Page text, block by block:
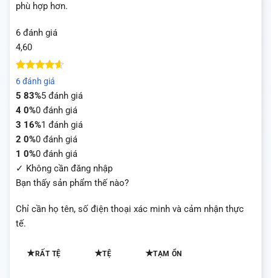
phù hợp hơn.
6 đánh giá
4,60
4.6trên 5
dựa trên
5
đánh giá
6 đánh giá
5 83%5 đánh giá
4 0%0 đánh giá
3 16%1 đánh giá
2 0%0 đánh giá
1 0%0 đánh giá
✓ Không cần đăng nhập
Bạn thấy sản phẩm thế nào?
Chỉ cần họ tên, số điện thoại xác minh và cảm nhận thực
tế.
★RẤT TỆ ★TỆ ★TẠM ỔN